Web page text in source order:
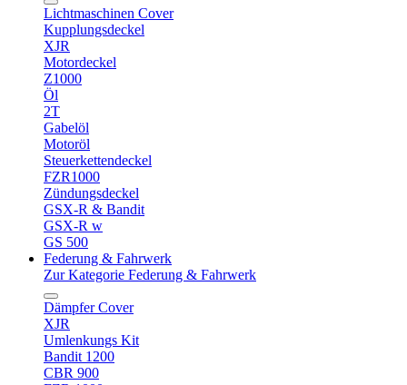
Lichtmaschinen Cover
Kupplungsdeckel
XJR
Motordeckel
Z1000
Öl
2T
Gabelöl
Motoröl
Steuerkettendeckel
FZR1000
Zündungsdeckel
GSX-R & Bandit
GSX-R w
GS 500
Federung & Fahrwerk
Zur Kategorie Federung & Fahrwerk
Dämpfer Cover
XJR
Umlenkungs Kit
Bandit 1200
CBR 900